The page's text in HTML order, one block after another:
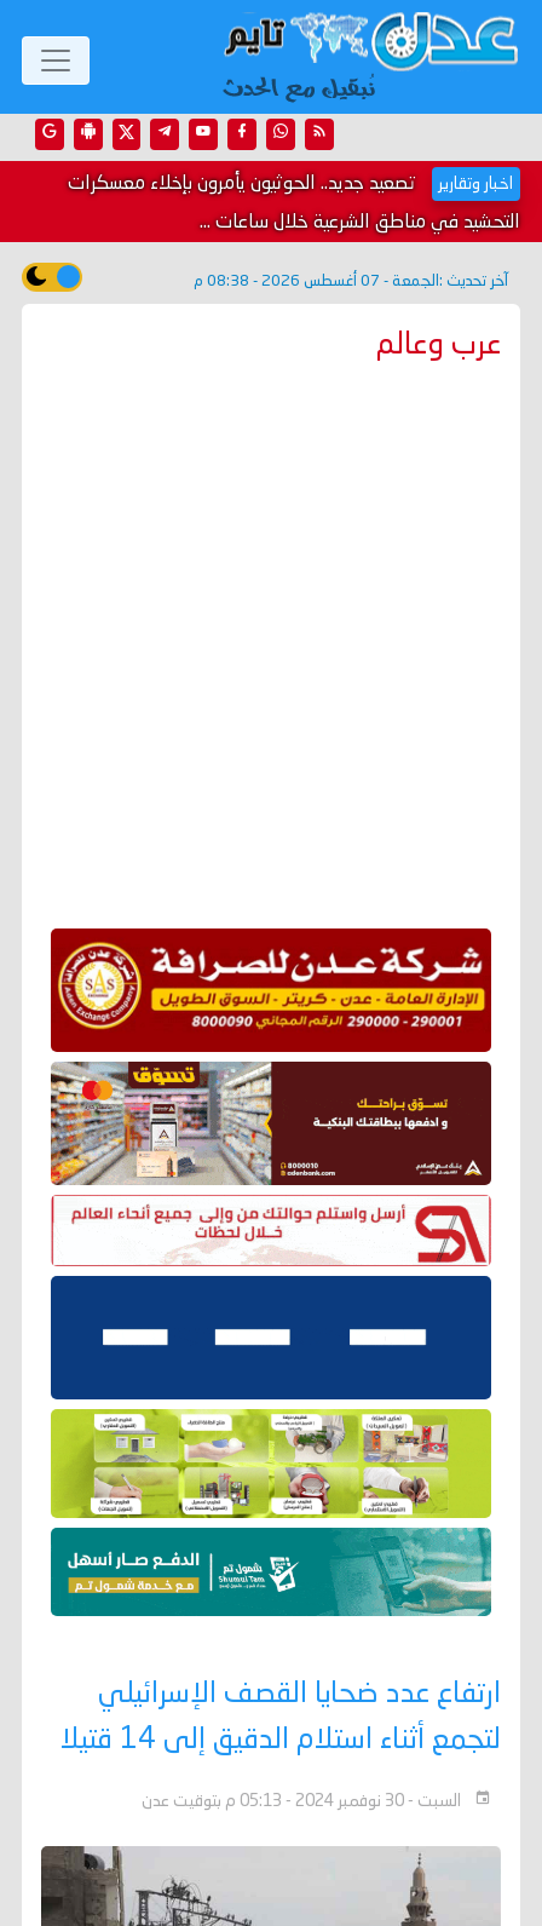
اخبار وتقارير تصعيد جديد.. الحوثيون يأمرون بإخلاء معسكرات
التحشيد في مناطق الشرعية خلال ساعات ...
آخر تحديث : الجمعة - 07 أغسطس 2026 - 08:38 م
عرب وعالم
ارتفاع عدد ضحايا القصف الإسرائيلي
لتجمع أثناء استلام الدقيق إلى 14 قتيلا
السبت - 30 نوفمبر 2024 - 05:13 م بتوقيت عدن